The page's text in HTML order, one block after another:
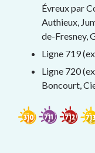
Évreux par
Authieux,
de-Fresney,
Ligne 719
Ligne 720
Boncourt,